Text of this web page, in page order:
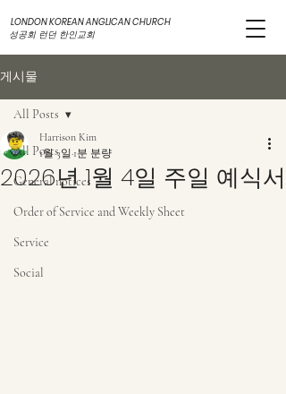
LONDON KOREAN ANGLICAN CHURCH
성공회 런던 한인교회
게시물
All Posts
General notices
Order of Service and Weekly Sheet
Service
Social
All Posts
2026년 1월 4일 주일 예식서
Harrison Kim
1월 3일 1분 분량